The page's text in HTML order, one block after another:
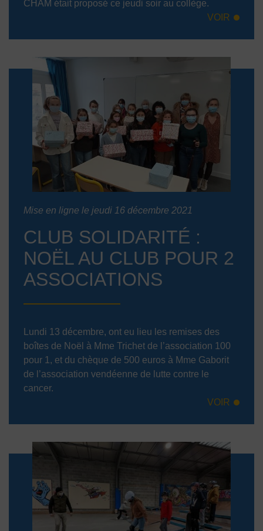
CHAM était proposé ce jeudi soir au collège.
VOIR
Mise en ligne le jeudi 16 décembre 2021
CLUB SOLIDARITÉ :
NOËL AU CLUB POUR 2
ASSOCIATIONS
Lundi 13 décembre, ont eu lieu les remises des
boîtes de Noël à Mme Trichet de l’association 100
pour 1, et du chèque de 500 euros à Mme Gaborit
de l’association vendéenne de lutte contre le
cancer.
VOIR